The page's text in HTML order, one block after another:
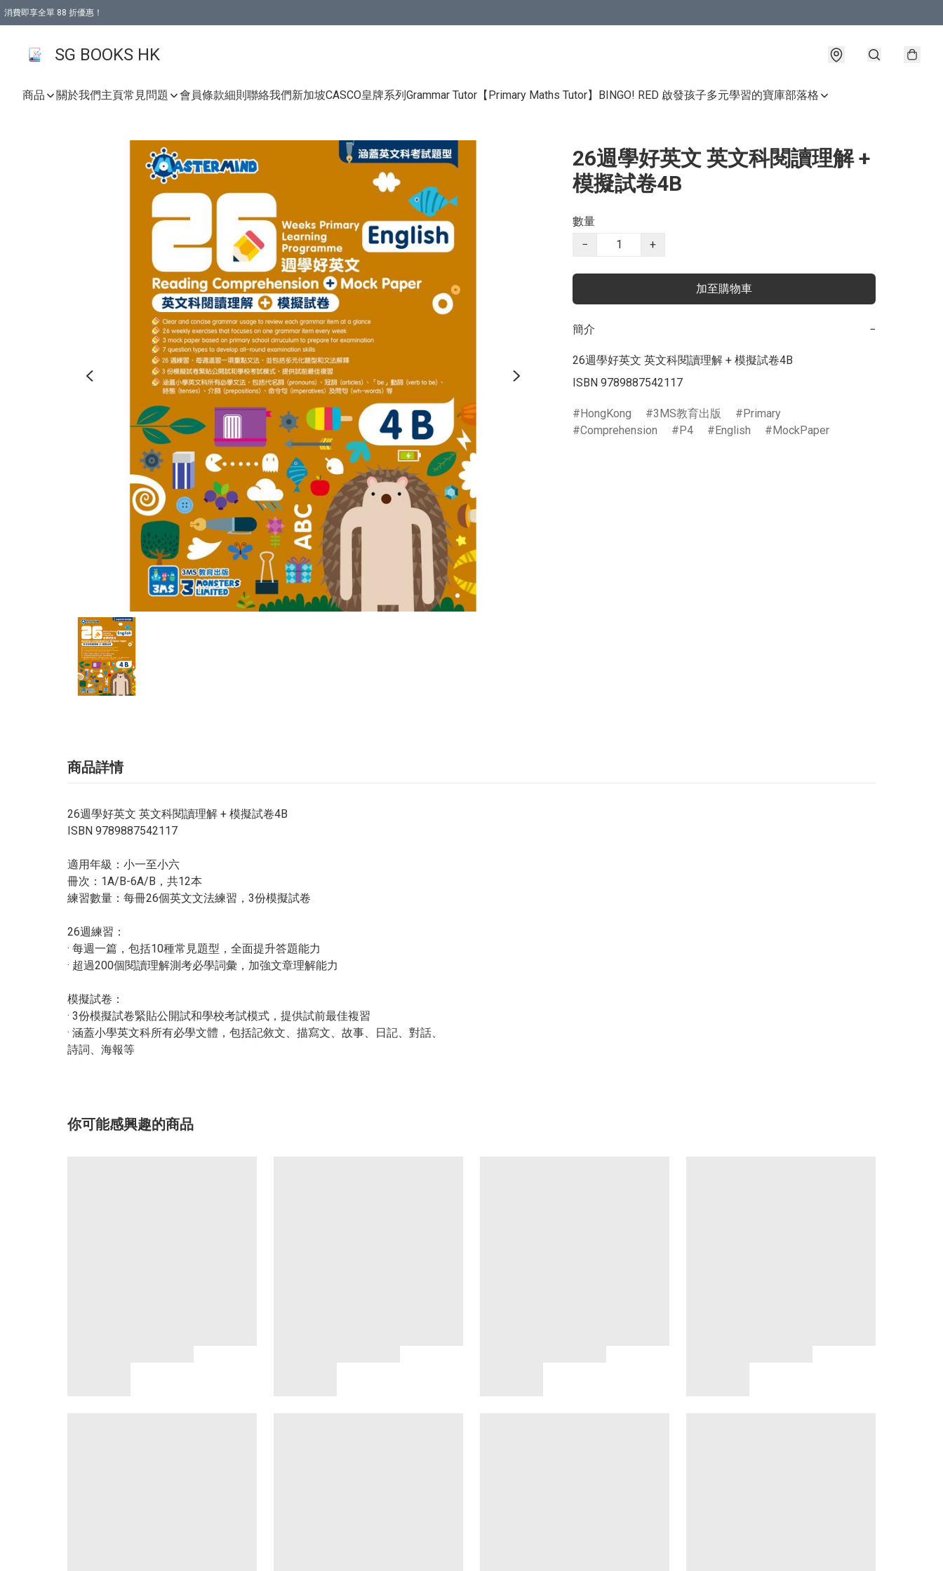
消費即享全單 88 折優惠！
SG BOOKS HK
商品 關於我們主頁常見問題 會員條款細則聯絡我們新加坡CASCO皇牌系列Grammar Tutor 【Primary Maths Tutor】 BINGO! RED 啟發孩子多元學習的寶庫部落格
26週學好英文 英文科閱讀理解 +
模擬試卷4B
數量
−
+
加至購物車
簡介 −
26週學好英文 英文科閱讀理解 + 模擬試卷4B
ISBN 9789887542117
HongKong 3MS教育出版
Primary
Comprehension
P4 English MockPaper
商品詳情
26週學好英文 英文科閱讀理解 + 模擬試卷4B
ISBN 9789887542117
適用年級：小一至小六
冊次：1A/B-6A/B，共12本
練習數量：每冊26個英文文法練習，3份模擬試卷
26週練習：
· 每週一篇，包括10種常見題型，全面提升答題能力
· 超過200個閱讀理解測考必學詞彙，加強文章理解能力
模擬試卷：
· 3份模擬試卷緊貼公開試和學校考試模式，提供試前最佳複習
· 涵蓋小學英文科所有必學文體，包括記敘文、描寫文、故事、日記、對話、
詩詞、海報等
你可能感興趣的商品